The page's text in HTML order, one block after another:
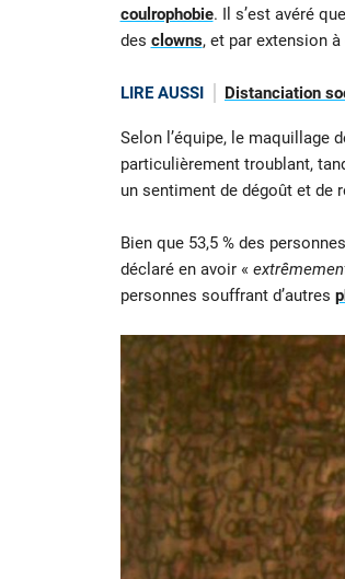
coulrophobie. Il s’est avéré
des clowns, et par extension
LIRE AUSSI Distanciation
Selon l’équipe, le maquillage
particulièrement troublant,
un sentiment de dégoût et de
Bien que 53,5 % des
déclaré en avoir «
personnes souffrant d’autres